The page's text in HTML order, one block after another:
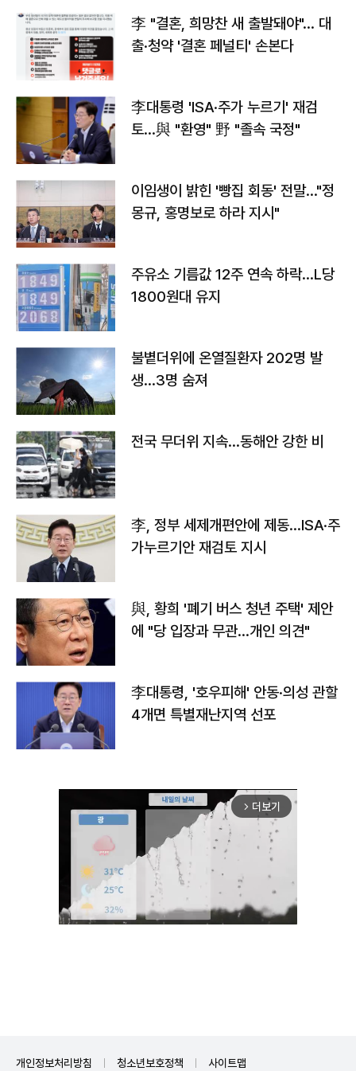
李 "결혼, 희망찬 새 출발돼야"… 대
출·청약 '결혼 페널티' 손본다
李대통령 'ISA·주가 누르기' 재검
토…與 "환영" 野 "졸속 국정"
이임생이 밝힌 '빵집 회동' 전말…"정
몽규, 홍명보로 하라 지시"
주유소 기름값 12주 연속 하락…L당
1800원대 유지
불볕더위에 온열질환자 202명 발
생…3명 숨져
전국 무더위 지속…동해안 강한 비
李, 정부 세제개편안에 제동…ISA·주
가누르기안 재검토 지시
與, 황희 '폐기 버스 청년 주택' 제안
에 "당 입장과 무관…개인 의견"
李대통령, '호우피해' 안동·의성 관할
4개면 특별재난지역 선포
arrow_forward_ios 더보기
개인정보처리방침 청소년보호정책 사이트맵